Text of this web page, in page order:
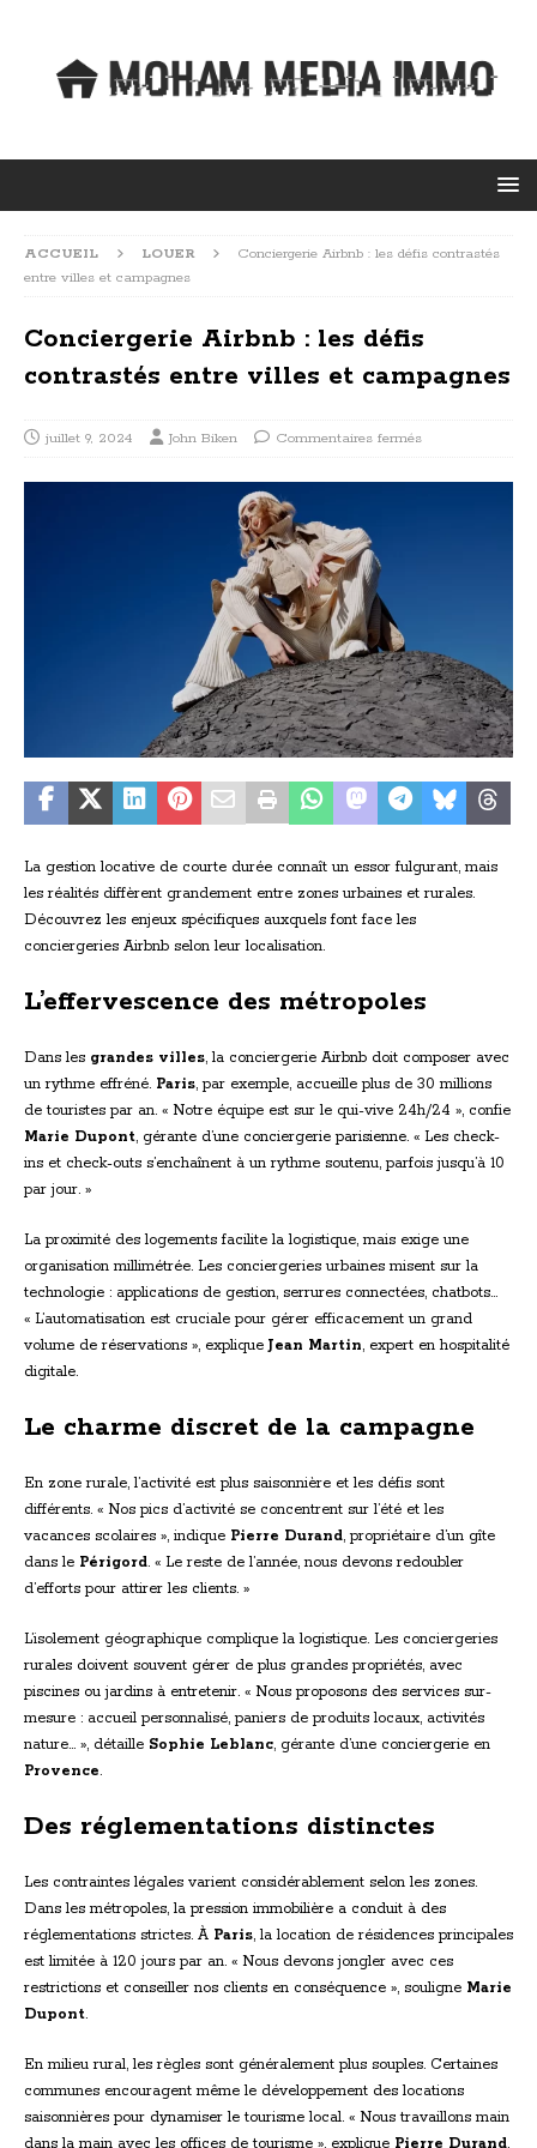
ACCUEIL LOUER
Conciergerie Airbnb : les défis contrastés
entre villes et campagnes
Conciergerie Airbnb : les défis
contrastés entre villes et campagnes
juillet 9, 2024 John Biken Commentaires fermés
La gestion locative de courte durée connaît un essor fulgurant, mais
les réalités diffèrent grandement entre zones urbaines et rurales.
Découvrez les enjeux spécifiques auxquels font face les
conciergeries Airbnb selon leur localisation.
L’effervescence des métropoles
Dans les grandes villes, la conciergerie Airbnb doit composer avec
un rythme effréné. Paris, par exemple, accueille plus de 30 millions
de touristes par an. « Notre équipe est sur le qui-vive 24h/24 », confie
Marie Dupont, gérante d’une conciergerie parisienne. « Les check-
ins et check-outs s’enchaînent à un rythme soutenu, parfois jusqu’à 10
par jour. »
La proximité des logements facilite la logistique, mais exige une
organisation millimétrée. Les conciergeries urbaines misent sur la
technologie : applications de gestion, serrures connectées, chatbots…
« L’automatisation est cruciale pour gérer efficacement un grand
volume de réservations », explique Jean Martin, expert en hospitalité
digitale.
Le charme discret de la campagne
En zone rurale, l’activité est plus saisonnière et les défis sont
différents. « Nos pics d’activité se concentrent sur l’été et les
vacances scolaires », indique Pierre Durand, propriétaire d’un gîte
dans le Périgord. « Le reste de l’année, nous devons redoubler
d’efforts pour attirer les clients. »
L’isolement géographique complique la logistique. Les conciergeries
rurales doivent souvent gérer de plus grandes propriétés, avec
piscines ou jardins à entretenir. « Nous proposons des services sur-
mesure : accueil personnalisé, paniers de produits locaux, activités
nature… », détaille Sophie Leblanc, gérante d’une conciergerie en
Provence.
Des réglementations distinctes
Les contraintes légales varient considérablement selon les zones.
Dans les métropoles, la pression immobilière a conduit à des
réglementations strictes. À Paris, la location de résidences principales
est limitée à 120 jours par an. « Nous devons jongler avec ces
restrictions et conseiller nos clients en conséquence », souligne Marie
Dupont.
En milieu rural, les règles sont généralement plus souples. Certaines
communes encouragent même le développement des locations
saisonnières pour dynamiser le tourisme local. « Nous travaillons main
dans la main avec les offices de tourisme », explique Pierre Durand.